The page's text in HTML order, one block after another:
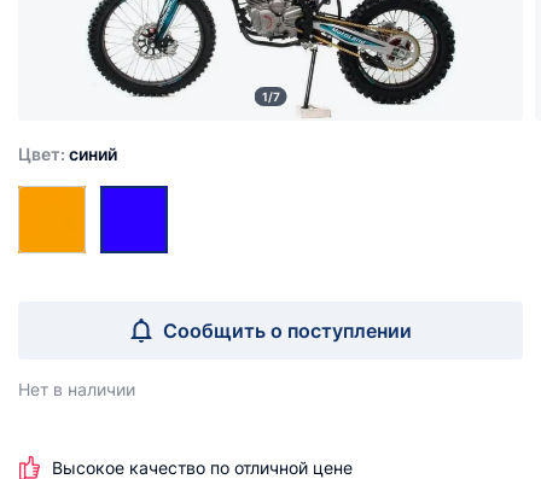
1/7
Цвет: синий
Сообщить о поступлении
Нет в наличии
Высокое качество по отличной цене